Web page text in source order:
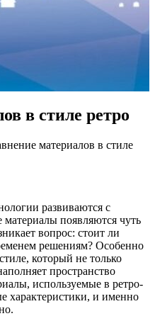
в стиле ретро
материалов в стиле
развиваются с
появляются чуть
вопрос: стоит ли
решениям? Особенно
который не только
пространство
используемые в ретро-
характеристики, и именно